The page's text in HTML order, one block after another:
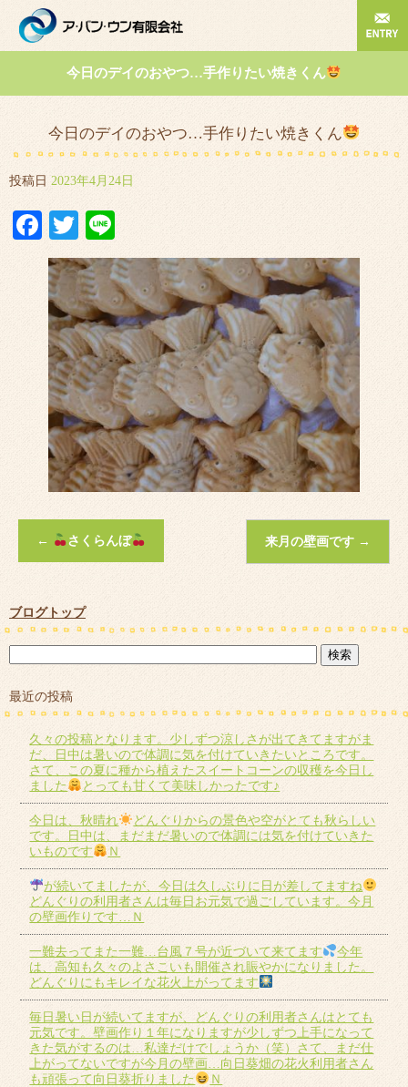
今日のデイのおやつ…手作りたい焼きくん
今日のデイのおやつ…手作りたい焼きくん
投稿日 2023年4月24日
Facebook
Twitter
← さくらんぼ 来月の壁画です →
ブログトップ
最近の投稿
久々の投稿となります。少しずつ涼しさが出てきてますがま
だ、日中は暑いので体調に気を付けていきたいところです。
さて、この夏に種から植えたスイートコーンの収穫を今日し
ました
とっても甘くて美味しかったです♪
今日は、秋晴れ
どんぐりからの景色や空がとても秋らしい
です。日中は、まだまだ暑いので体調には気を付けていきた
いものです
Ｎ
が続いてましたが、今日は久しぶりに日が差してますね
どんぐりの利用者さんは毎日お元気で過ごしています。今月
の壁画作りです…Ｎ
一難去ってまた一難…台風７号が近づいて来てます
今年
は、高知も久々のよさこいも開催され賑やかになりました。
どんぐりにもキレイな花火上がってます
毎日暑い日が続いてますが、どんぐりの利用者さんはとても
元気です。壁画作り１年になりますが少しずつ上手になって
きた気がするのは…私達だけでしょうか（笑）さて、まだ仕
上がってないですが今月の壁画…向日葵畑の花火利用者さん
も頑張って向日葵折りました
Ｎ